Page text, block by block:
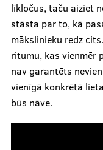
līkločus, taču aiziet
stāsta par to, kā
mākslinieku redz
ritumu, kas vienmēr
nav garantēts
vienīgā konkrētā
būs nāve.